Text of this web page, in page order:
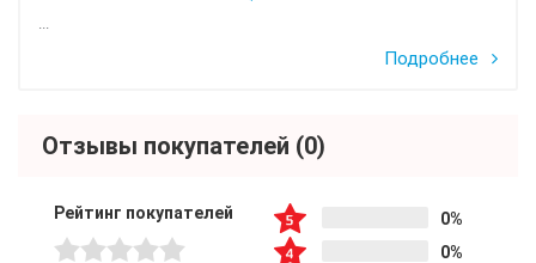
...
Подробнее
Отзывы покупателей (0)
Рейтинг покупателей
0%
0%